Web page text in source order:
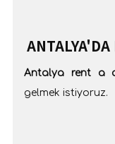
Antalya rent a
gelmek istiyoruz.